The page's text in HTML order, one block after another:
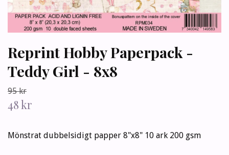
Reprint Hobby Paperpack -
Teddy Girl - 8x8
95 kr
48 kr
Mönstrat dubbelsidigt papper 8"x8" 10 ark 200 gsm